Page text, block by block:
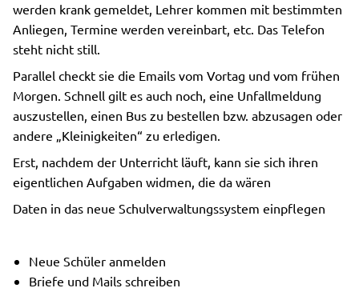
werden krank gemeldet, Lehrer kommen mit bestimmten
Anliegen, Termine werden vereinbart, etc. Das Telefon
steht nicht still.
Parallel checkt sie die Emails vom Vortag und vom frühen
Morgen. Schnell gilt es auch noch, eine Unfallmeldung
auszustellen, einen Bus zu bestellen bzw. abzusagen oder
andere „Kleinigkeiten“ zu erledigen.
Erst, nachdem der Unterricht läuft, kann sie sich ihren
eigentlichen Aufgaben widmen, die da wären
Daten in das neue Schulverwaltungssystem einpflegen
Neue Schüler anmelden
Briefe und Mails schreiben